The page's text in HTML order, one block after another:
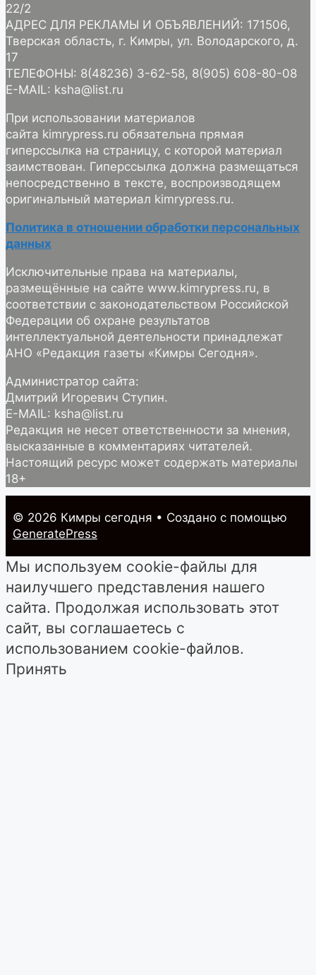
22/2
АДРЕС ДЛЯ РЕКЛАМЫ И ОБЪЯВЛЕНИЙ: 171506,
Тверская область, г. Кимры, ул. Володарского, д.
17
ТЕЛЕФОНЫ: 8(48236) 3-62-58, 8(905) 608-80-08
E-MAIL: ksha@list.ru
При использовании материалов
сайта kimrypress.ru обязательна прямая
гиперссылка на страницу, с которой материал
заимствован. Гиперссылка должна размещаться
непосредственно в тексте, воспроизводящем
оригинальный материал kimrypress.ru.
Политика в отношении обработки персональных
данных
Исключительные права на материалы,
размещённые на сайте www.kimrypress.ru, в
соответствии с законодательством Российской
Федерации об охране результатов
интеллектуальной деятельности принадлежат
АНО «Редакция газеты «Кимры Сегодня».
Администратор сайта:
Дмитрий Игоревич Ступин.
E-MAIL: ksha@list.ru
Редакция не несет ответственности за мнения,
высказанные в комментариях читателей.
Настоящий ресурс может содержать материалы
18+
© 2026 Кимры cегодня • Создано с помощью
GeneratePress
Мы используем cookie-файлы для
наилучшего представления нашего
сайта. Продолжая использовать этот
сайт, вы соглашаетесь с
использованием cookie-файлов.
Принять